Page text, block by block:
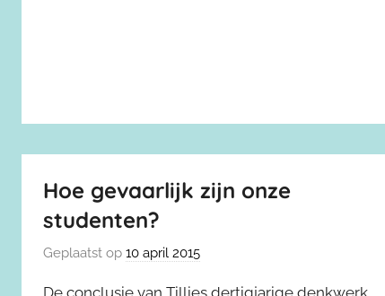
Hoe gevaarlijk zijn onze
studenten?
Geplaatst op 10 april 2015